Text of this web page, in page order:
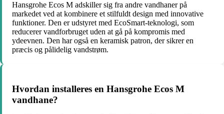
Hansgrohe Ecos M adskiller sig fra andre vandhaner på
markedet ved at kombinere et stilfuldt design med innovative
funktioner. Den er udstyret med EcoSmart-teknologi, som
reducerer vandforbruget uden at gå på kompromis med
ydeevnen. Den har også en keramisk patron, der sikrer en
præcis og pålidelig vandstrøm.
Hvordan installeres en Hansgrohe Ecos M
vandhane?